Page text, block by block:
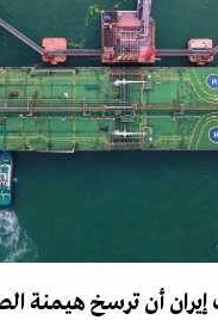
أن ترسخ هيمنة